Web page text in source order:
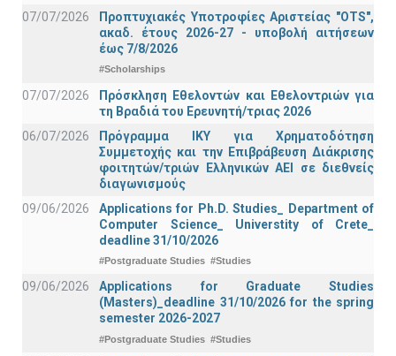
07/07/2026
Προπτυχιακές Υποτροφίες Αριστείας "OTS",
ακαδ. έτους 2026-27 - υποβολή αιτήσεων
έως 7/8/2026
#Scholarships
07/07/2026
Πρόσκληση Εθελοντών και Εθελοντριών για
τη Βραδιά του Ερευνητή/τριας 2026
06/07/2026
Πρόγραμμα ΙΚΥ για Χρηματοδότηση
Συμμετοχής και την Επιβράβευση Διάκρισης
φοιτητών/τριών Ελληνικών ΑΕΙ σε διεθνείς
διαγωνισμούς
09/06/2026
Applications for Ph.D. Studies_ Department of
Computer Science_ Universtity of Crete_
deadline 31/10/2026
#Postgraduate Studies #Studies
09/06/2026
Applications for Graduate Studies
(Masters)_deadline 31/10/2026 for the spring
semester 2026-2027
#Postgraduate Studies #Studies